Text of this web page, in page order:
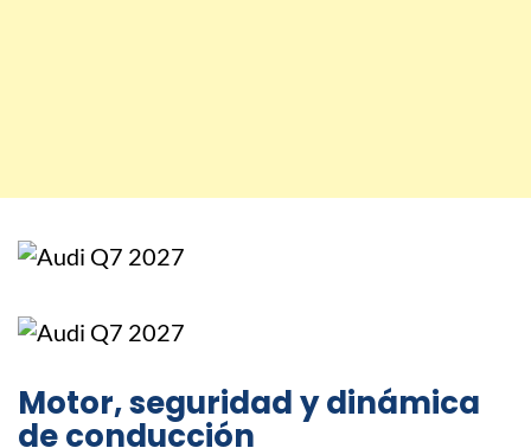
Motor, seguridad y dinámica
de conducción